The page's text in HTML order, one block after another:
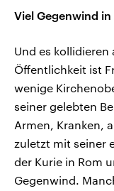
Viel Gegenwind in
Und es kollidieren
Öffentlichkeit ist
wenige
seiner gelebten
Armen, Kranken,
zuletzt mit seiner
der Kurie in Rom
Gegenwind.